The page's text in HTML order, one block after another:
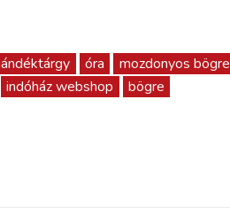
óra
mozdonyos bögre
indóház webshop bögre